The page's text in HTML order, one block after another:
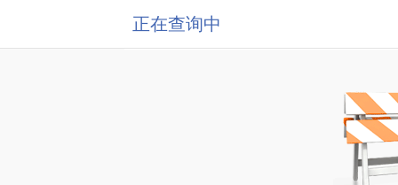
正在查询中